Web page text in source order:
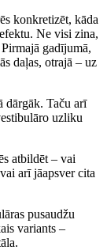
konkretizēt, kāda
Ne visi zina,
gadījumā,
daļas, otrajā – uz
dārgāk. Taču arī
uzliku
atbildēt – vai
arī jāapsver cita
pusaudžu
variants –